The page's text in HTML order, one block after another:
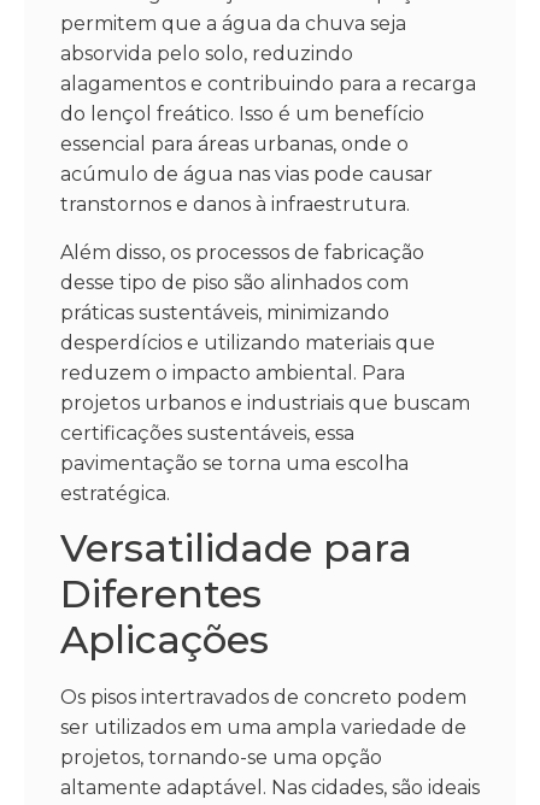
permitem que a água da chuva seja
absorvida pelo solo, reduzindo
alagamentos e contribuindo para a recarga
do lençol freático. Isso é um benefício
essencial para áreas urbanas, onde o
acúmulo de água nas vias pode causar
transtornos e danos à infraestrutura.
Além disso, os processos de fabricação
desse tipo de piso são alinhados com
práticas sustentáveis, minimizando
desperdícios e utilizando materiais que
reduzem o impacto ambiental. Para
projetos urbanos e industriais que buscam
certificações sustentáveis, essa
pavimentação se torna uma escolha
estratégica.
Versatilidade para
Diferentes
Aplicações
Os pisos intertravados de concreto podem
ser utilizados em uma ampla variedade de
projetos, tornando-se uma opção
altamente adaptável. Nas cidades, são ideais